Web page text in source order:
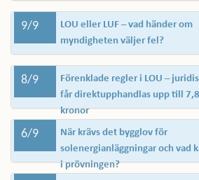
9/9
LOU eller LUF – vad händer om
myndigheten väljer fel?
8/9
Förenklade regler i LOU –
får direktupphandlas upp till
kronor
6/9
När krävs det bygglov för
solenergianläggningar och vad
i prövningen?